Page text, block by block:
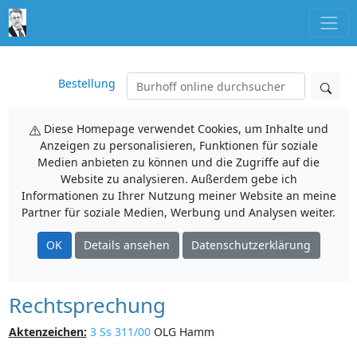
Bestellung
Diese Homepage verwendet Cookies, um Inhalte und
Anzeigen zu personalisieren, Funktionen für soziale
Medien anbieten zu können und die Zugriffe auf die
Website zu analysieren. Außerdem gebe ich
Informationen zu Ihrer Nutzung meiner Website an meine
Partner für soziale Medien, Werbung und Analysen weiter.
OK Details ansehen Datenschutzerklärung
Rechtsprechung
Aktenzeichen: 3 Ss 311/00OLG Hamm